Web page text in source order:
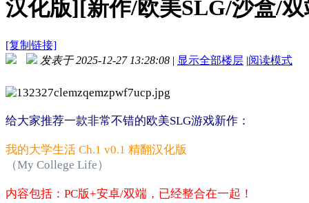
汉化版][新作/欧美SLG/沙盒/
[复制链接]
发表于 2025-12-27 13:28:08 | 显示全部楼层 |阅读模式
给大家推荐一款非常不错的欧美SLG游戏新作：
我的大学生活 Ch.1 v0.1 精翻汉化版
（My College Life）
内容包括：PC版+安卓/双端，已经整合在一起！